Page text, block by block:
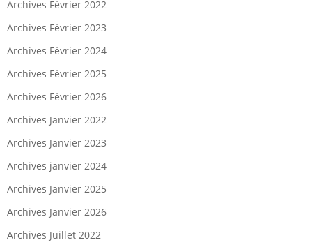
Archives Février 2022
Archives Février 2023
Archives Février 2024
Archives Février 2025
Archives Février 2026
Archives Janvier 2022
Archives Janvier 2023
Archives janvier 2024
Archives Janvier 2025
Archives Janvier 2026
Archives Juillet 2022